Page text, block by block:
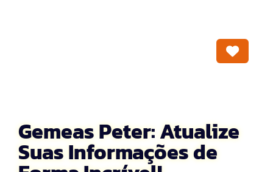
Gemeas Peter: Atualize
Suas Informações de